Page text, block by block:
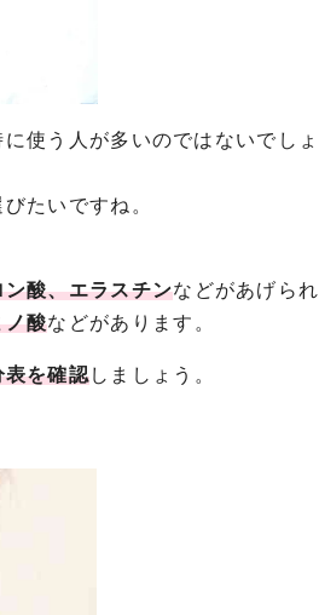
使う人が多いのではないでしょ
たいですね。
酸、エラスチンなどがあげられ
ノ酸などがあります。
表を確認しましょう。